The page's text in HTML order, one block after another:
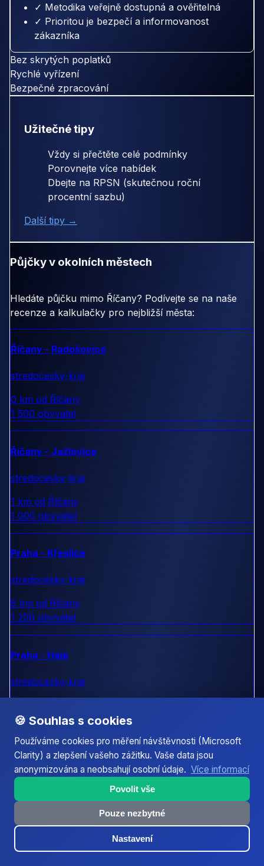
✓ Metodika veřejně dostupná a ověřitelná
✓ Prioritou je bezpečí a informovanost
zákazníka
Bez skrytých poplatků
Rychlé vyřízení
Bezpečné zpracování
Užitečné tipy
Vždy si přečtěte celé podmínky
Porovnejte více nabídek
Dbejte na RPSN (skutečnou roční
procentní sazbu)
Další tipy →
Půjčky v okolních městech
Hledáte půjčku mimo Říčany? Podívejte se na naše
recenze a kalkulačky pro nejbližší města:
Říčany - Radošovice
stredocesky-kraj
0 km od Říčany
1 500 obyvatel
Říčany - Jažlovice
stredocesky-kraj
1 km od Říčany
1 000 obyvatel
Praha - Křeslice
stredocesky-kraj
8 km od Říčany
1 200 obyvatel
Praha - Háje
stredocesky-kraj
18 000 obyvatel
Praha - Chodov
stredocesky-kraj
12 km od Říčany
15 000 obyvatel
🍪 Souhlas s cookies
Používáme cookies pro měření návštěvnosti (Microsoft
Clarity) a zlepšení vašeho zážitku. Vaše data jsou
anonymizována a neobsahují osobní údaje. Více informací
Povolit vše
Pouze nezbytné
Nastavení